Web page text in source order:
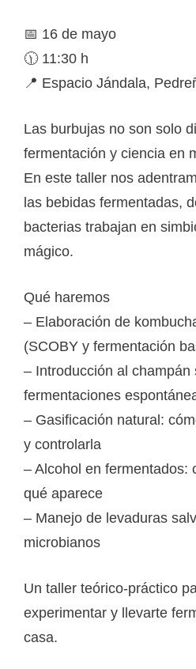
📅 16 de mayo
🕦 11:30 h
📍 Espacio Jándala,
Las burbujas no son solo
fermentación y ciencia en
En este taller nos
las bebidas fermentadas,
bacterias trabajan en
mágico.
Qué haremos
– Elaboración de
(SCOBY y fermentación
– Introducción al champán
fermentaciones
– Gasificación natural:
y controlarla
– Alcohol en fermentados:
qué aparece
– Manejo de levaduras
microbianos
Un taller teórico-práctico
experimentar y llevarte
casa.